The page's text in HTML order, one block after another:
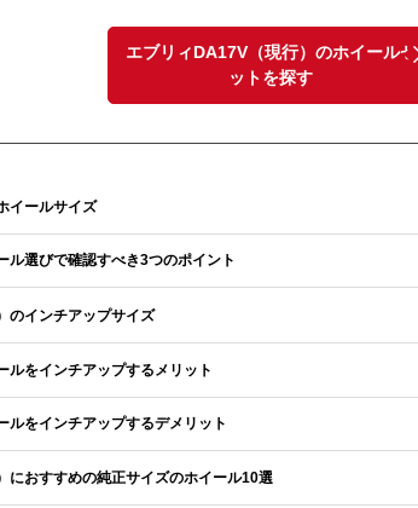
エブリィDA17V（現行）のホイールセ
ットを探す
イールサイズ
ル選びで確認すべき3つのポイント
のインチアップサイズ
ルをインチアップするメリット
ルをインチアップするデメリット
におすすめの純正サイズのホイール10選